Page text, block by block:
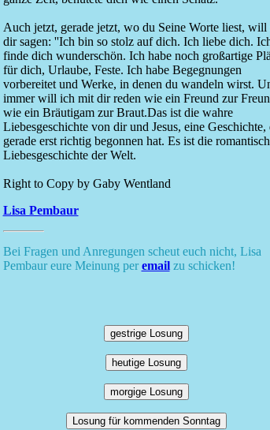
Auch jetzt, gerade jetzt, wo du Seine Worte liest, will
dir sagen: ''Ich bin so stolz auf dich. Ich liebe dich.
finde dich wunderschön. Ich habe noch großartige
für dich, Urlaube, Feste. Ich habe Begegnungen
vorbereitet und Werke, in denen du wandeln wirst.
immer will ich mit dir reden wie ein Freund zur
wie ein Bräutigam zur Braut.Das ist die wahre
Liebesgeschichte von dir und Jesus, eine Geschichte,
gerade erst richtig begonnen hat. Es ist die
Liebesgeschichte der Welt.
Right to Copy by Gaby Wentland
Lisa Pembaur
Bei Fragen und Anregungen scheut euch nicht, Lisa
Pembaur eure Meinung peremailzu schicken!
gestrige Losung
heutige Losung
morgige Losung
Losung für kommenden Sonntag